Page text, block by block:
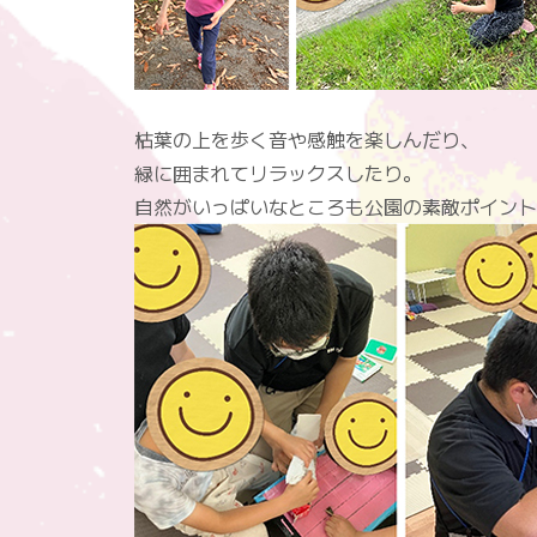
枯葉の上を歩く音や感触を楽しんだり、
緑に囲まれてリラックスしたり。
自然がいっぱいなところも公園の素敵ポイン